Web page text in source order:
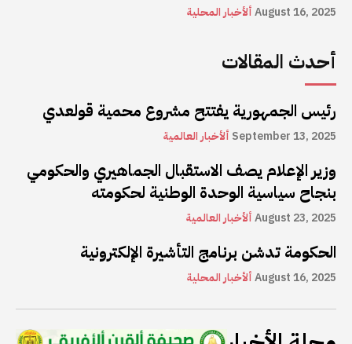
ألأخبار المحليةAugust 16, 2025
أحدث المقالات
رئيس الجمهورية يفتتح مشروع محمية قولعدي
ألأخبار العالمية September 13, 2025
وزير الإعلام يصف الاستقبال الجماهيري والحكومي
بنجاح سياسية الوحدة الوطنية لحكومته
ألأخبار العالميةAugust 23, 2025
الحكومة تدشن برنامج التأشيرة الإلكترونية
ألأخبار المحليةAugust 16, 2025